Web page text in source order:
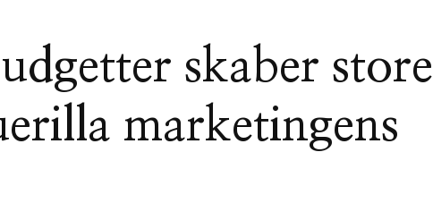
skaber store
marketingens